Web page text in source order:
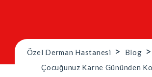
Özel Derman Hastanesi > Blog >
Çocuğunuz Karne Gününden